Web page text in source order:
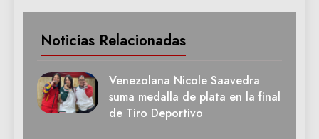
Noticias Relacionadas
Venezolana Nicole Saavedra
suma medalla de plata en la final
de Tiro Deportivo